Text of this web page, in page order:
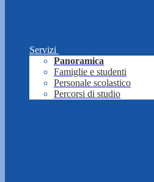
Servizi
Panoramica
Famiglie e studenti
Personale scolastico
Percorsi di studio